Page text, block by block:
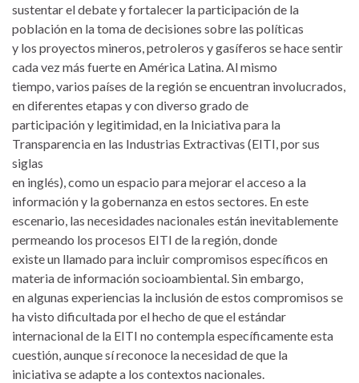
sustentar el debate y fortalecer la participación de la
población en la toma de decisiones sobre las políticas
y los proyectos mineros, petroleros y gasíferos se hace sentir
cada vez más fuerte en América Latina. Al mismo
tiempo, varios países de la región se encuentran involucrados,
en diferentes etapas y con diverso grado de
participación y legitimidad, en la Iniciativa para la
Transparencia en las Industrias Extractivas (EITI, por sus
siglas
en inglés), como un espacio para mejorar el acceso a la
información y la gobernanza en estos sectores. En este
escenario, las necesidades nacionales están inevitablemente
permeando los procesos EITI de la región, donde
existe un llamado para incluir compromisos específicos en
materia de información socioambiental. Sin embargo,
en algunas experiencias la inclusión de estos compromisos se
ha visto dificultada por el hecho de que el estándar
internacional de la EITI no contempla específicamente esta
cuestión, aunque sí reconoce la necesidad de que la
iniciativa se adapte a los contextos nacionales.